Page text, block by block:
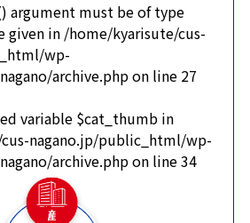
argument must be of type
given in /home/kyarisute/cus-
wp-
archive.phpon line 27
variable $cat_thumb in
nagano.jp/public_html/wp-
archive.phpon line34